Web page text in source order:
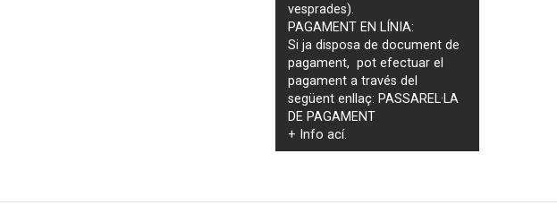
vesprades).
PAGAMENT EN LÍNIA:
Si ja disposa de document de
pagament, pot efectuar el
pagament a través del
següent enllaç: PASSAREL·LA
DE PAGAMENT
+ Infoací.